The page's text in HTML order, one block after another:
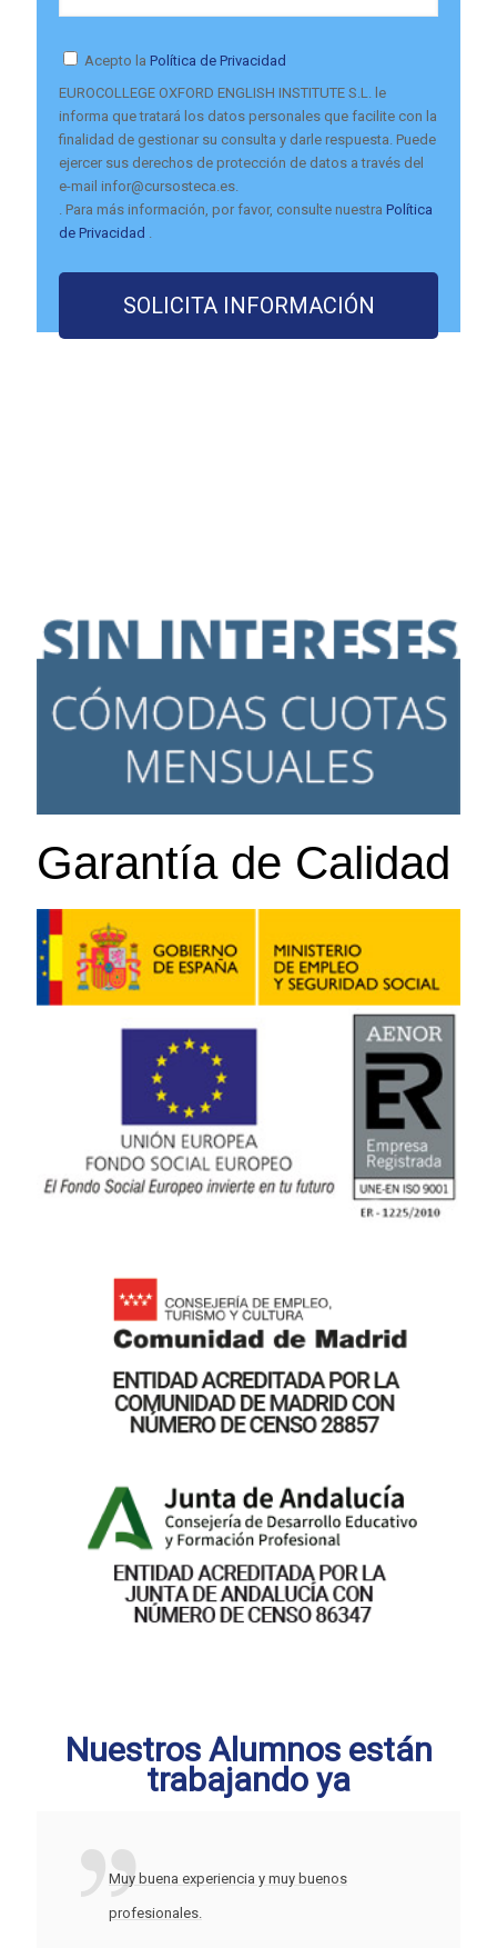
Acepto la Política de Privacidad
EUROCOLLEGE OXFORD ENGLISH INSTITUTE S.L. le
informa que tratará los datos personales que facilite con la
finalidad de gestionar su consulta y darle respuesta. Puede
ejercer sus derechos de protección de datos a través del
e-mail infor@cursosteca.es.
. Para más información, por favor, consulte nuestra Política
de Privacidad
Garantía de Calidad
Nuestros Alumnos están
trabajando ya
Muy buena experiencia y muy buenos
profesionales.